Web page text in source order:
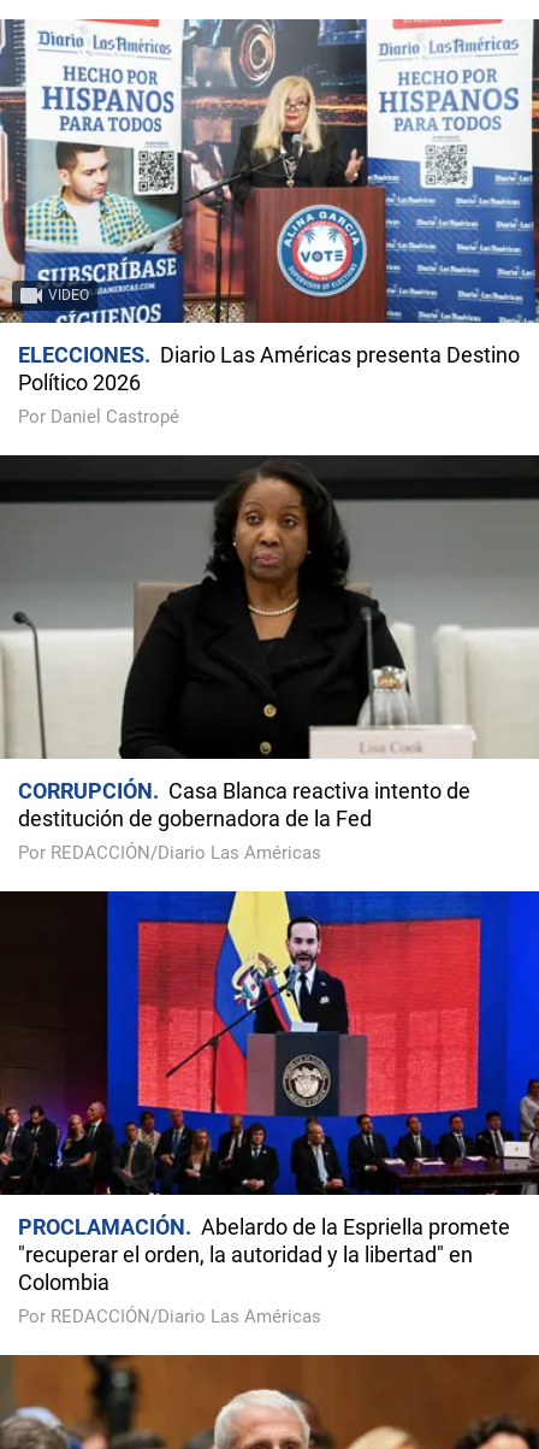
VIDEO
ELECCIONES
Diario Las Américas presenta Destino
Político 2026
Por Daniel Castropé
CORRUPCIÓN
Casa Blanca reactiva intento de
destitución de gobernadora de la Fed
Por REDACCIÓN/Diario Las Américas
PROCLAMACIÓN
Abelardo de la Espriella promete
"recuperar el orden, la autoridad y la libertad" en
Colombia
Por REDACCIÓN/Diario Las Américas